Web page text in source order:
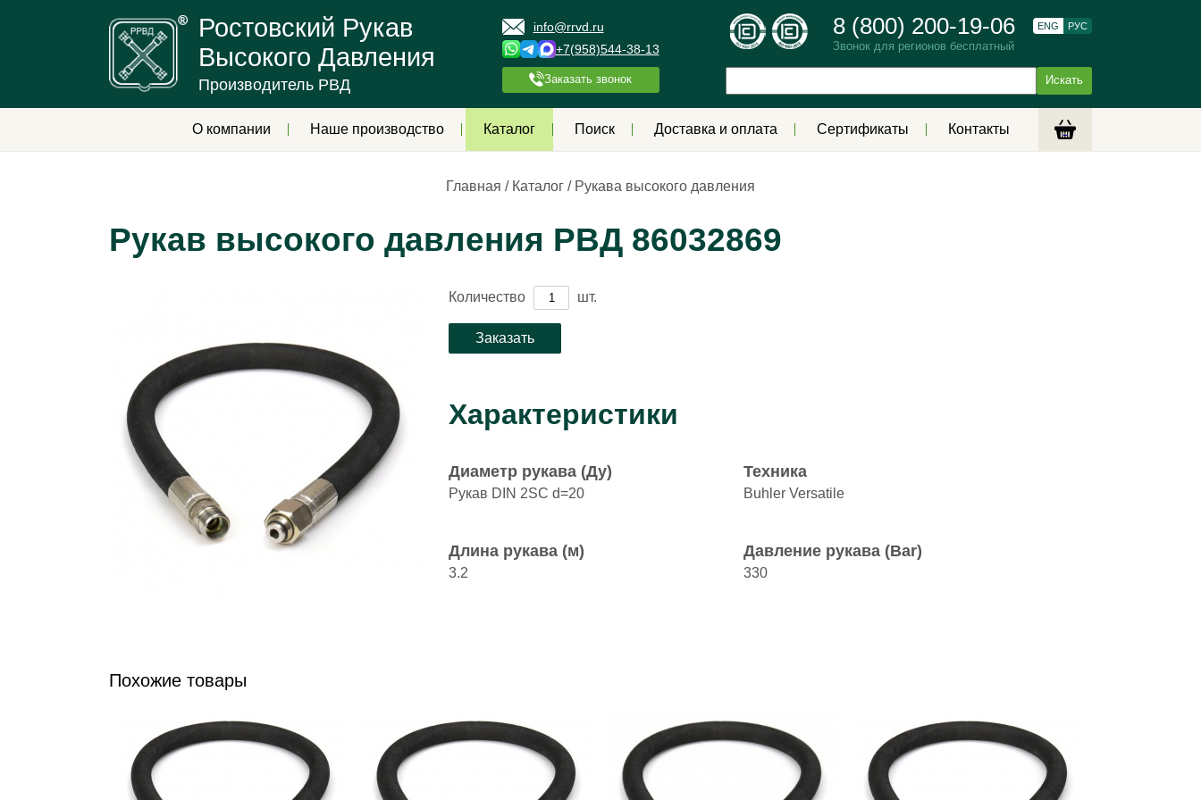
Ростовский Рукав
Высокого Давления
Производитель РВД
info@rrvd.ru
+7(958)544-38-13
Заказать звонок
8 (800) 200-19-06
Звонок для регионов бесплатный
ENG РУС
О компании Наше производство Каталог Поиск Доставка и оплата Сертификаты Контакты
Главная / Каталог / Рукава высокого давления
Рукав высокого давления РВД 86032869
Количество шт.
Характеристики
Диаметр рукава (Ду)
Рукав DIN 2SC d=20
Техника
Buhler Versatile
Длина рукава (м)
3.2
Давление рукава (Bar)
330
Похожие товары